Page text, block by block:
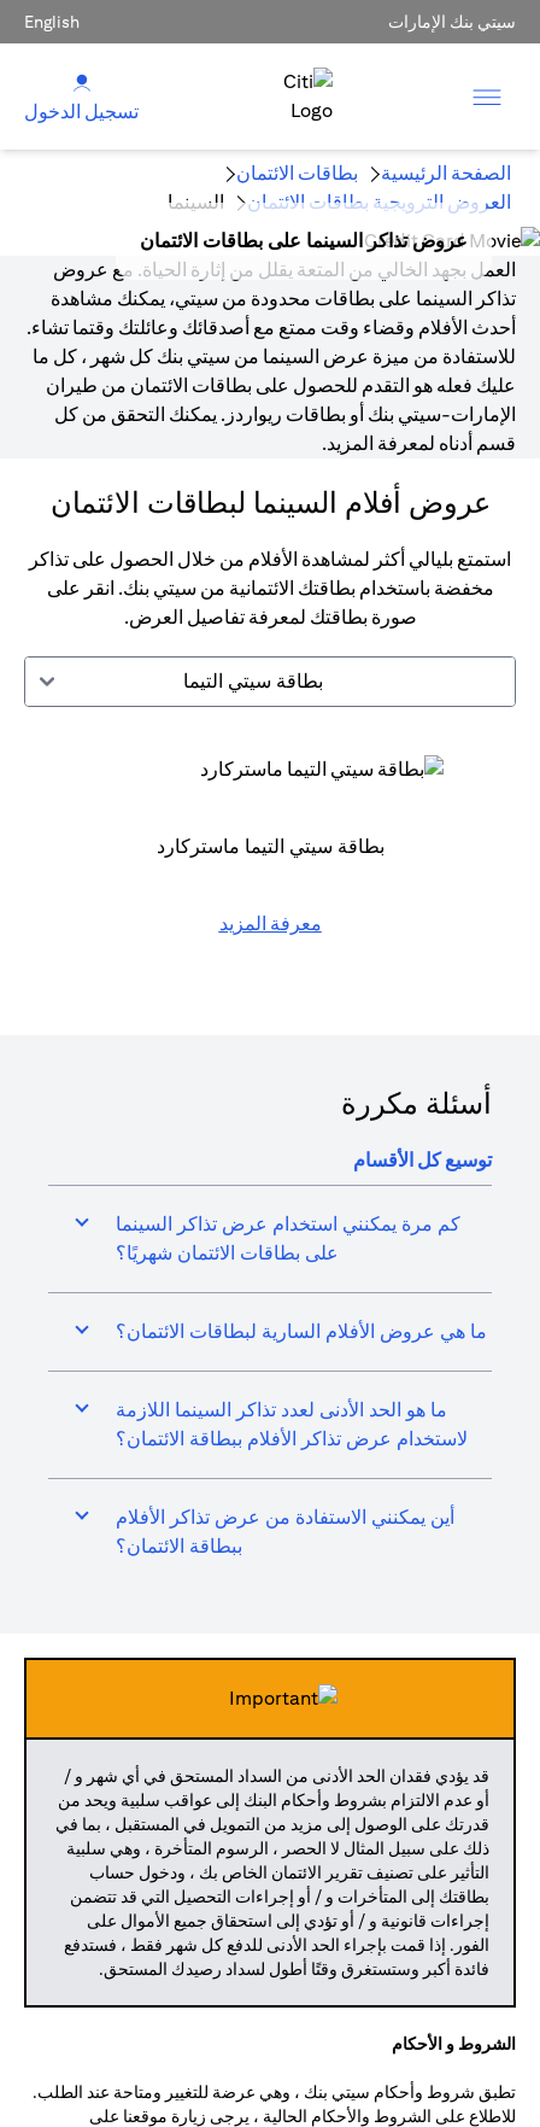
سيتي بنك الإمارات English
تسجيل الدخول
الصفحة الرئيسية
بطاقات الائتمان
العروض الترويجية بطاقات الائتمان
السينما
عروض تذاكر السينما على بطاقات الائتمان
العمل بجهد الخالي من المتعة يقلل من إثارة الحياة. مع عروض
تذاكر السينما على بطاقات محدودة من سيتي، يمكنك مشاهدة
أحدث الأفلام وقضاء وقت ممتع مع أصدقائك وعائلتك وقتما تشاء.
للاستفادة من ميزة عرض السينما من سيتي بنك كل شهر ، كل ما
عليك فعله هو التقدم للحصول على بطاقات الائتمان من طيران
الإمارات-سيتي بنك أو بطاقات ريواردز. يمكنك التحقق من كل
قسم أدناه لمعرفة المزيد.
عروض أفلام السينما لبطاقات الائتمان
استمتع بليالي أكثر لمشاهدة الأفلام من خلال الحصول على تذاكر
مخفضة باستخدام بطاقتك الائتمانية من سيتي بنك. انقر على
صورة بطاقتك لمعرفة تفاصيل العرض.
بطاقة سيتي التيما
بطاقة سيتي التيما ماستركارد
معرفة المزيد
أسئلة مكررة
توسيع كل الأقسام
كم مرة يمكنني استخدام عرض تذاكر السينما
على بطاقات الائتمان شهريًا؟
ما هي عروض الأفلام السارية لبطاقات الائتمان؟
ما هو الحد الأدنى لعدد تذاكر السينما اللازمة
لاستخدام عرض تذاكر الأفلام ببطاقة الائتمان؟
أين يمكنني الاستفادة من عرض تذاكر الأفلام
ببطاقة الائتمان؟
قد يؤدي فقدان الحد الأدنى من السداد المستحق في أي شهر و /
أو عدم الالتزام بشروط وأحكام البنك إلى عواقب سلبية ويحد من
قدرتك على الوصول إلى مزيد من التمويل في المستقبل ، بما في
ذلك على سبيل المثال لا الحصر ، الرسوم المتأخرة ، وهي سلبية
التأثير على تصنيف تقرير الائتمان الخاص بك ، ودخول حساب
بطاقتك إلى المتأخرات و / أو إجراءات التحصيل التي قد تتضمن
إجراءات قانونية و / أو تؤدي إلى استحقاق جميع الأموال على
الفور. إذا قمت بإجراء الحد الأدنى للدفع كل شهر فقط ، فستدفع
فائدة أكبر وستستغرق وقتًا أطول لسداد رصيدك المستحق.
الشروط و الأحكام
تطبق شروط وأحكام سيتي بنك ، وهي عرضة للتغيير ومتاحة عند الطلب.
للاطلاع على الشروط والأحكام الحالية ، يرجى زيارة موقعنا على